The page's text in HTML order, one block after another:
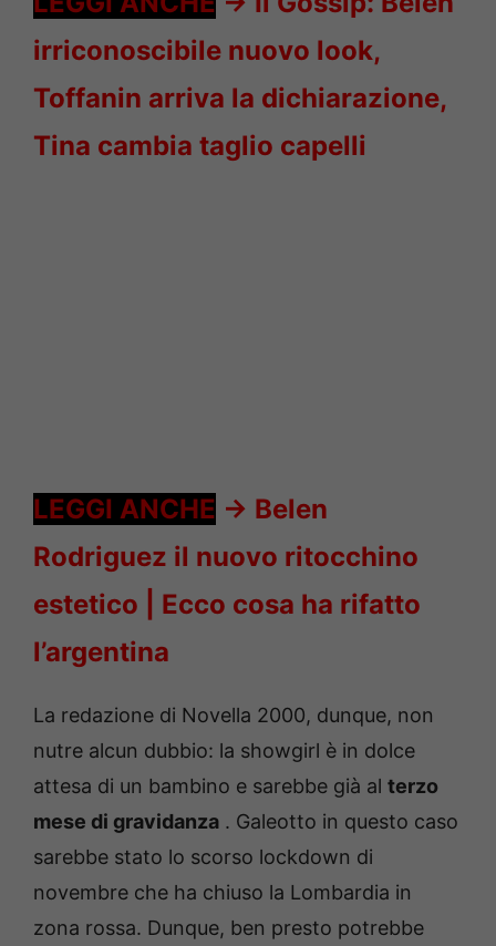
irriconoscibile nuovo look,
Toffanin arriva la dichiarazione,
Tina cambia taglio capelli
LEGGI ANCHE -> Belen
Rodriguez il nuovo ritocchino
estetico | Ecco cosa ha rifatto
l’argentina
La redazione di Novella 2000, dunque, non
nutre alcun dubbio: la showgirl è in dolce
attesa di un bambino e sarebbe già al terzo
mese di gravidanza . Galeotto in questo caso
sarebbe stato lo scorso lockdown di
novembre che ha chiuso la Lombardia in
zona rossa. Dunque, ben presto potrebbe